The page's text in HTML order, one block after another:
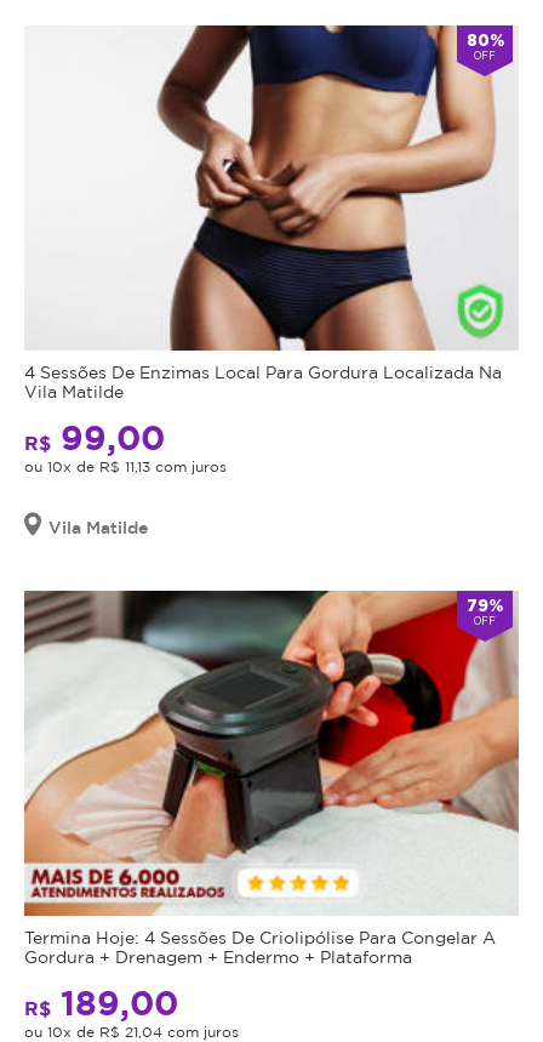
80%
OFF
4 Sessões De Enzimas Local Para Gordura Localizada Na
Vila Matilde
R$ 99,00
ou 10x de R$ 11,13 com juros
Vila Matilde
79%
OFF
Termina Hoje: 4 Sessões De Criolipólise Para Congelar A
Gordura + Drenagem + Endermo + Plataforma
R$ 189,00
ou 10x de R$ 21,04 com juros